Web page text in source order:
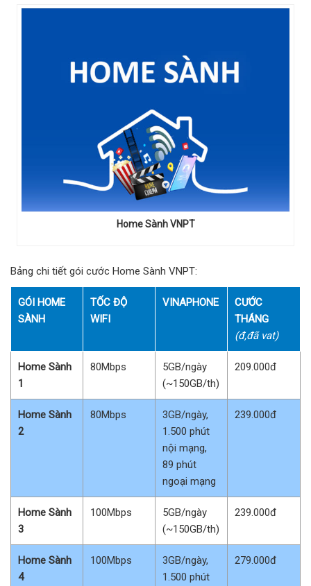
Home Sành VNPT
Bảng chi tiết gói cước Home Sành VNPT:
GÓI HOME
SÀNH
TỐC ĐỘ
WIFI
VINAPHONE
CƯỚC
THÁNG
(đ,đã vat)
Home Sành
1
80Mbps
5GB/ngày
(~150GB/th)
209.000đ
Home Sành
2
80Mbps
3GB/ngày,
1.500 phút
nội mạng,
89 phút
ngoại mạng
239.000đ
Home Sành
3
100Mbps
5GB/ngày
(~150GB/th)
239.000đ
Home Sành
4
100Mbps
3GB/ngày,
1.500 phút
279.000đ